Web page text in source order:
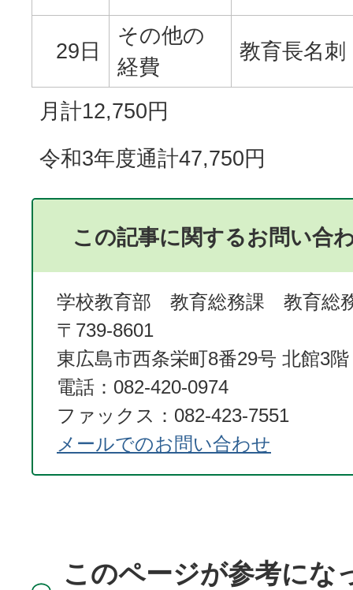
29日
その他の
経費
教育長名刺
月計12,750円
令和3年度通計47,750円
この記事に関するお問い合
学校教育部 教育総務課 教育総
〒739-8601
東広島市西条栄町8番29号 北館3階
電話：082-420-0974
ファックス：082-423-7551
メールでのお問い合わせ
このページが参考にな